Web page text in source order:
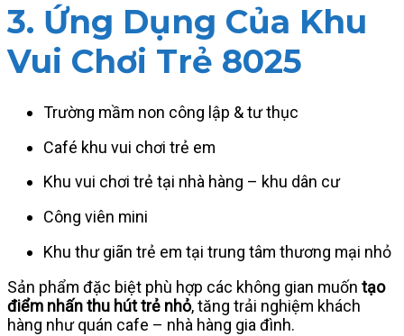
3. Ứng Dụng Của Khu
Vui Chơi Trẻ 8025
Trường mầm non công lập & tư thục
Café khu vui chơi trẻ em
Khu vui chơi trẻ tại nhà hàng – khu dân cư
Công viên mini
Khu thư giãn trẻ em tại trung tâm thương mại nhỏ
Sản phẩm đặc biệt phù hợp các không gian muốn tạo
điểm nhấn thu hút trẻ nhỏ, tăng trải nghiệm khách
hàng như quán cafe – nhà hàng gia đình.